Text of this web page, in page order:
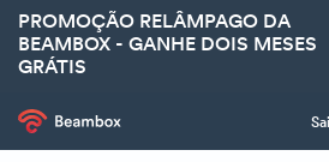
PROMOÇÃO RELÂMPAGO DA
BEAMBOX - GANHE DOIS MESES
GRÁTIS